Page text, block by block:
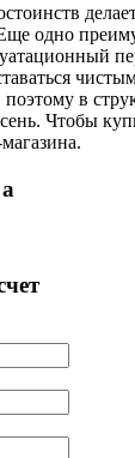
одно
в
Чтобы
a